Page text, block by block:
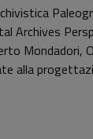
Archives
Mondadori,
alla